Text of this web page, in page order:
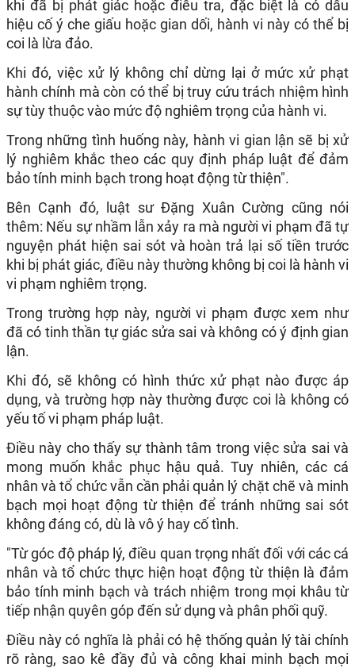
khi đã bị phát giác hoặc điều tra, đặc biệt là có dấu
hiệu cố ý che giấu hoặc gian dối, hành vi này có thể bị
coi là lừa đảo.
Khi đó, việc xử lý không chỉ dừng lại ở mức xử phạt
hành chính mà còn có thể bị truy cứu trách nhiệm hình
sự tùy thuộc vào mức độ nghiêm trọng của hành vi.
Trong những tình huống này, hành vi gian lận sẽ bị xử
lý nghiêm khắc theo các quy định pháp luật để đảm
bảo tính minh bạch trong hoạt động từ thiện".
Bên Cạnh đó, luật sư Đặng Xuân Cường cũng nói
thêm: Nếu sự nhầm lẫn xảy ra mà người vi phạm đã tự
nguyện phát hiện sai sót và hoàn trả lại số tiền trước
khi bị phát giác, điều này thường không bị coi là hành vi
vi phạm nghiêm trọng.
Trong trường hợp này, người vi phạm được xem như
đã có tinh thần tự giác sửa sai và không có ý định gian
lận.
Khi đó, sẽ không có hình thức xử phạt nào được áp
dụng, và trường hợp này thường được coi là không có
yếu tố vi phạm pháp luật.
Điều này cho thấy sự thành tâm trong việc sửa sai và
mong muốn khắc phục hậu quả. Tuy nhiên, các cá
nhân và tổ chức vẫn cần phải quản lý chặt chẽ và minh
bạch mọi hoạt động từ thiện để tránh những sai sót
không đáng có, dù là vô ý hay cố tình.
"Từ góc độ pháp lý, điều quan trọng nhất đối với các cá
nhân và tổ chức thực hiện hoạt động từ thiện là đảm
bảo tính minh bạch và trách nhiệm trong mọi khâu từ
tiếp nhận quyên góp đến sử dụng và phân phối quỹ.
Điều này có nghĩa là phải có hệ thống quản lý tài chính
rõ ràng, sao kê đầy đủ và công khai minh bạch mọi